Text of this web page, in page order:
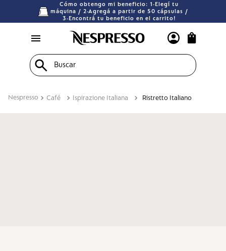
Cómo obtengo mi beneficio: 1-Elegí tu
máquina / 2-Agregá a partir de 50 cápsulas /
3-Encontrá tu beneficio en el carrito!
Buscar
Café Ispirazione Italiana Ristretto Italiano